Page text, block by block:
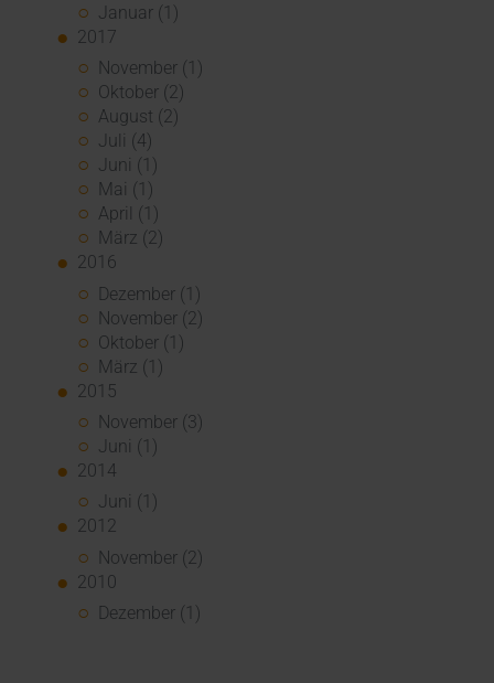
Januar (1)
2017
November (1)
Oktober (2)
August (2)
Juli (4)
Juni (1)
Mai (1)
April (1)
März (2)
2016
Dezember (1)
November (2)
Oktober (1)
März (1)
2015
November (3)
Juni (1)
2014
Juni (1)
2012
November (2)
2010
Dezember (1)